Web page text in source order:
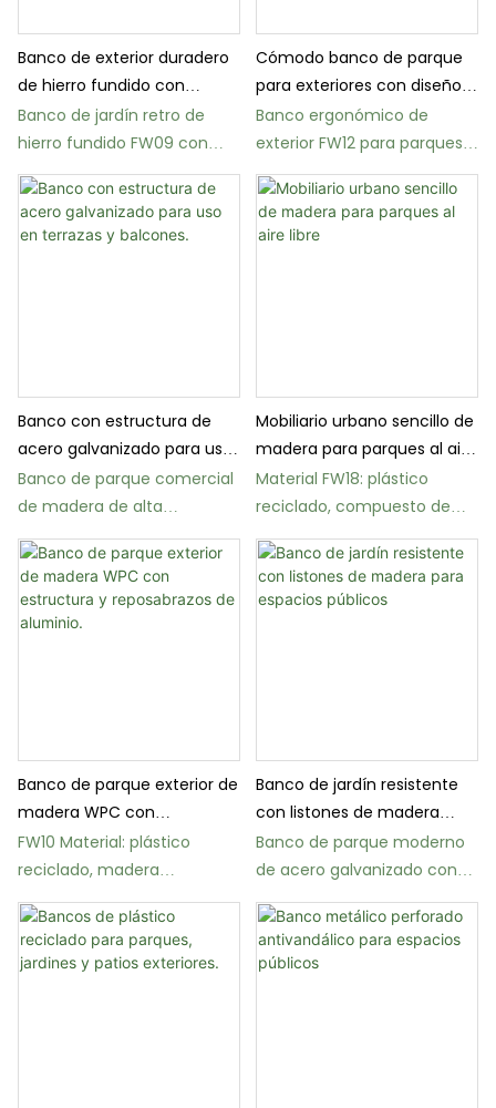
Banco de exterior duradero
de hierro fundido con
listones de madera para
jardines y patios.
Banco de jardín retro de
hierro fundido FW09 con
asiento de madera maciza
o de plástico.
Cómodo banco de parque
para exteriores con diseño
ergonómico para espacios
públicos
Banco ergonómico de
exterior FW12 para parques
con estructura de acero
cortada con láser.
Banco con estructura de
acero galvanizado para uso
en terrazas y balcones.
Banco de parque comercial
de madera de alta
resistencia FW76 para
jardines públicos
Mobiliario urbano sencillo de
madera para parques al aire
libre
Material FW18: plástico
reciclado, compuesto de
madera y plástico.
Banco de parque exterior de
madera WPC con
estructura y reposabrazos
de aluminio.
FW10 Material: plástico
reciclado, madera
compuesta
Banco de jardín resistente
con listones de madera
para espacios públicos
Banco de parque moderno
de acero galvanizado con
listones de madera,
colección Otoño/Invierno
2019